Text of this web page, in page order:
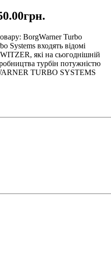
BorgWarner Turbo
Systems входять відомі
які на сьогоднішній
турбін потужністю
TURBO SYSTEMS